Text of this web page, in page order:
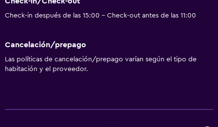
Ducha
Inodoro con cisterna alta
Tina de baño
Check-in después de las 15:00 - Check-out antes de las 11:00
Cancelación/prepago
Las políticas de cancelación/prepago varían según el tipo de
habitación y el proveedor.